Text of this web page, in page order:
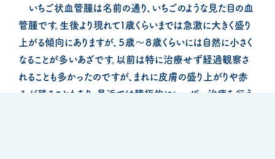
いちご状血管腫は名前の通り、いちごのような見た目の血
管腫です。生後より現れて１歳くらいまでは急激に大きく盛り
上がる傾向にありますが、５歳〜８歳くらいには自然に小さく
なることが多いあざです。以前は特に治療せず経過観察さ
れることも多かったのですが、まれに皮膚の盛り上がりや赤
みが残ることもあり、
最近では積極的にレーザー治療を行う